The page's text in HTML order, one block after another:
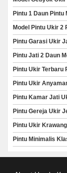
Pintu 1 Daun Pintu
Model Pintu Ukir 2
Pintu Garasi Ukir
Pintu Jati 2 Daun
Pintu Ukir Terbaru
Pintu Ukir
Pintu Kamar Jati
Pintu Gereja Ukir
Pintu Ukir
Pintu Minimalis